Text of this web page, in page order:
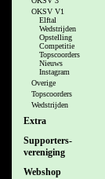
OKSV V1
Elftal
Wedstrijden
Opstelling
Competitie
Topscoorders
Nieuws
Instagram
Overige
Topscoorders
Wedstrijden
Extra
Supporters-
vereniging
Webshop